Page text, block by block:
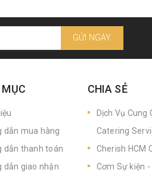
GỬI NGAY
MỤC
dẫn mua hàng
dẫn thanh toán
dẫn giao nhận
CHIA SẺ
Dịch Vụ Cung
Catering
Cherish HCM
Cơm Sự kiện